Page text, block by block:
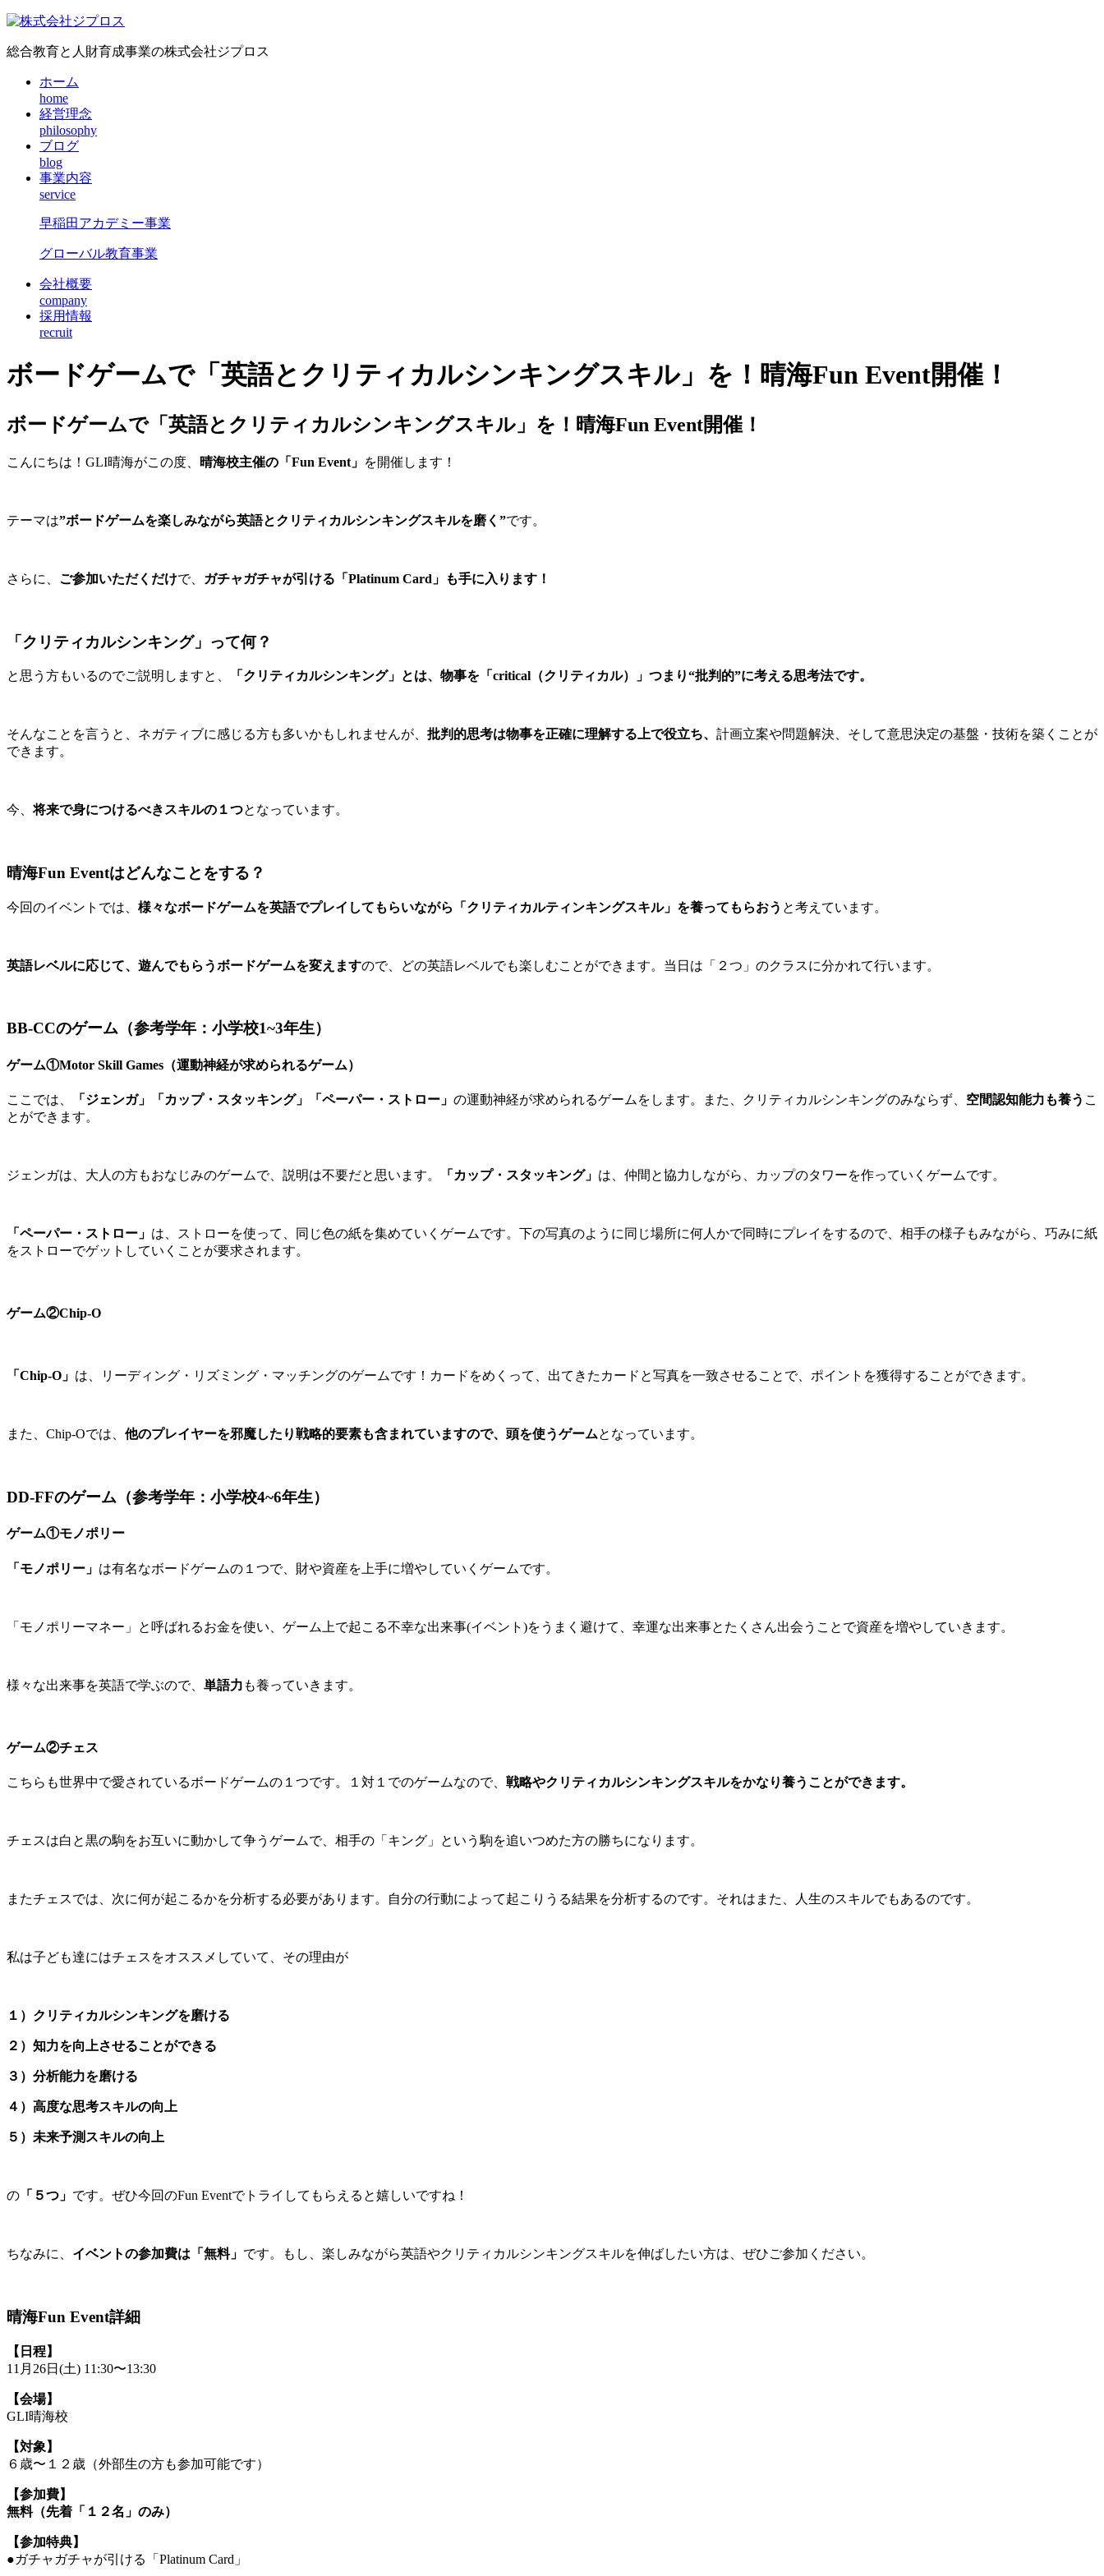
総合教育と人財育成事業の株式会社ジプロス
ホーム
home
経営理念
philosophy
ブログ
blog
事業内容
service
早稲田アカデミー事業
グローバル教育事業
会社概要
company
採用情報
recruit
ボードゲームで「英語とクリティカルシンキングスキル」を！晴海Fun Event開催！
ボードゲームで「英語とクリティカルシンキングスキル」を！晴海Fun Event開催！
こんにちは！GLI晴海がこの度、 晴海校主催の「Fun Event」 を開催します！
テーマは”ボードゲームを楽しみながら英語とクリティカルシンキングスキルを磨く”です。
さらに、 ご参加いただくだけで、 ガチャガチャが引ける「Platinum Card」も手に入ります！
「クリティカルシンキング」って何？
と思う方もいるのでご説明しますと、 「クリティカルシンキング」とは、物事を「critical（クリティカル）」つまり“批判的”に考える思考法です。
そんなことを言うと、ネガティブに感じる方も多いかもしれませんが、 批判的思考は物事を正確に理解する上で役立ち、 計画立案や問題解決、そして意思決定の基盤・技術を築くことが
できます。
今、将来で身につけるべきスキルの１つとなっています。
晴海Fun Eventはどんなことをする？
今回のイベントでは、 様々なボードゲームを英語でプレイしてもらいながら「クリティカルティンキングスキル」を養ってもらおう と考えています。
英語レベルに応じて、遊んでもらうボードゲームを変えますので、どの英語レベルでも楽しむことができます。当日は「２つ」のクラスに分かれて行います。
BB-CCのゲーム（参考学年：小学校1~3年生）
ゲーム①Motor Skill Games（運動神経が求められるゲーム）
ここでは、 「ジェンガ」「カップ・スタッキング」「ペーパー・ストロー」 の運動神経が求められるゲームをします。また、クリティカルシンキングのみならず、 空間認知能力も養う こ
とができます。
ジェンガは、大人の方もおなじみのゲームで、説明は不要だと思います。 「カップ・スタッキング」 は、仲間と協力しながら、カップのタワーを作っていくゲームです。
「ペーパー・ストロー」 は、ストローを使って、同じ色の紙を集めていくゲームです。下の写真のように同じ場所に何人かで同時にプレイをするので、相手の様子もみながら、巧みに紙
をストローでゲットしていくことが要求されます。
ゲーム②Chip-O
「Chip-O」 は、リーディング・リズミング・マッチングのゲームです！カードをめくって、出てきたカードと写真を一致させることで、ポイントを獲得することができます。
また、Chip-Oでは、 他のプレイヤーを邪魔したり戦略的要素も含まれていますので、頭を使うゲームとなっています。
DD-FFのゲーム（参考学年：小学校4~6年生）
ゲーム①モノポリー
「モノポリー」 は有名なボードゲームの１つで、財や資産を上手に増やしていくゲームです。
「モノポリーマネー」と呼ばれるお金を使い、ゲーム上で起こる不幸な出来事(イベント)をうまく避けて、幸運な出来事とたくさん出会うことで資産を増やしていきます。
様々な出来事を英語で学ぶので、 単語力 も養っていきます。
ゲーム②チェス
こちらも世界中で愛されているボードゲームの１つです。１対１でのゲームなので、 戦略やクリティカルシンキングスキルをかなり養うことができます。
チェスは白と黒の駒をお互いに動かして争うゲームで、相手の「キング」という駒を追いつめた方の勝ちになります。
またチェスでは、次に何が起こるかを分析する必要があります。自分の行動によって起こりうる結果を分析するのです。それはまた、人生のスキルでもあるのです。
私は子ども達にはチェスをオススメしていて、その理由が
１）クリティカルシンキングを磨ける
２）知力を向上させることができる
３）分析能力を磨ける
４）高度な思考スキルの向上
５）未来予測スキルの向上
の 「５つ」 です。ぜひ今回のFun Eventでトライしてもらえると嬉しいですね！
ちなみに、 イベントの参加費は「無料」 です。もし、楽しみながら英語やクリティカルシンキングスキルを伸ばしたい方は、ぜひご参加ください。
晴海Fun Event詳細
【日程】
11月26日(土) 11:30〜13:30
【会場】
GLI晴海校
【対象】
６歳〜１２歳（外部生の方も参加可能です）
【参加費】
無料（先着「１２名」のみ）
【参加特典】
●ガチャガチャが引ける「Platinum Card」